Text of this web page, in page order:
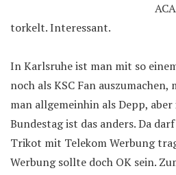
torkelt. Interessant.
In Karlsruhe ist man mit so
noch als KSC Fan
man allgemeinhin als Depp,
Bundestag ist das anders. Da
Trikot mit Telekom Werbung
Werbung sollte doch OK sein.